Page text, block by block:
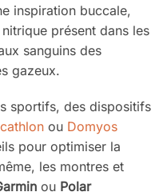
inspiration buccale,
présent dans les
sanguins des
gazeux.
sportifs, des dispositifs
ou Domyos
pour optimiser la
les montres et
ou Polar